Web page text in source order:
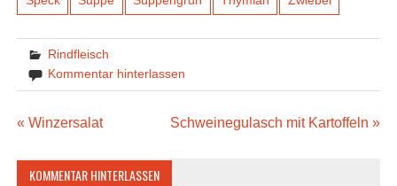
Rindfleisch
Kommentar hinterlassen
Beitragsnavigation
« Winzersalat Schweinegulasch mit Kartoffeln »
KOMMENTAR HINTERLASSEN